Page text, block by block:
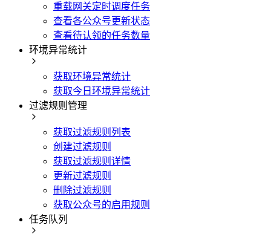
重载网关定时调度任务
查看各公众号更新状态
查看待认领的任务数量
环境异常统计
获取环境异常统计
获取今日环境异常统计
过滤规则管理
获取过滤规则列表
创建过滤规则
获取过滤规则详情
更新过滤规则
删除过滤规则
获取公众号的启用规则
任务队列